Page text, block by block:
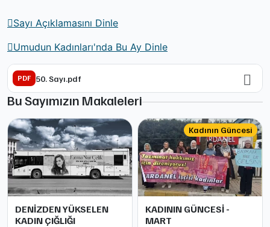
Sayı Açıklamasını Dinle
Umudun Kadınları'nda Bu Ay Dinle
PDF 50. Sayı.pdf
Bu Sayımızın Makaleleri
DENİZDEN YÜKSELEN
KADIN ÇIĞLIĞI
Kadının Güncesi
KADININ GÜNCESİ -
MART